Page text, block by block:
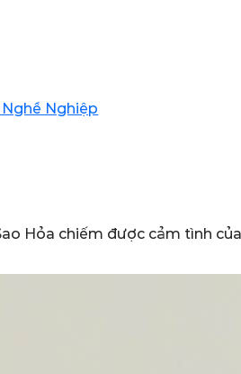
Nghiệp
Hỏa chiếm được cảm tình